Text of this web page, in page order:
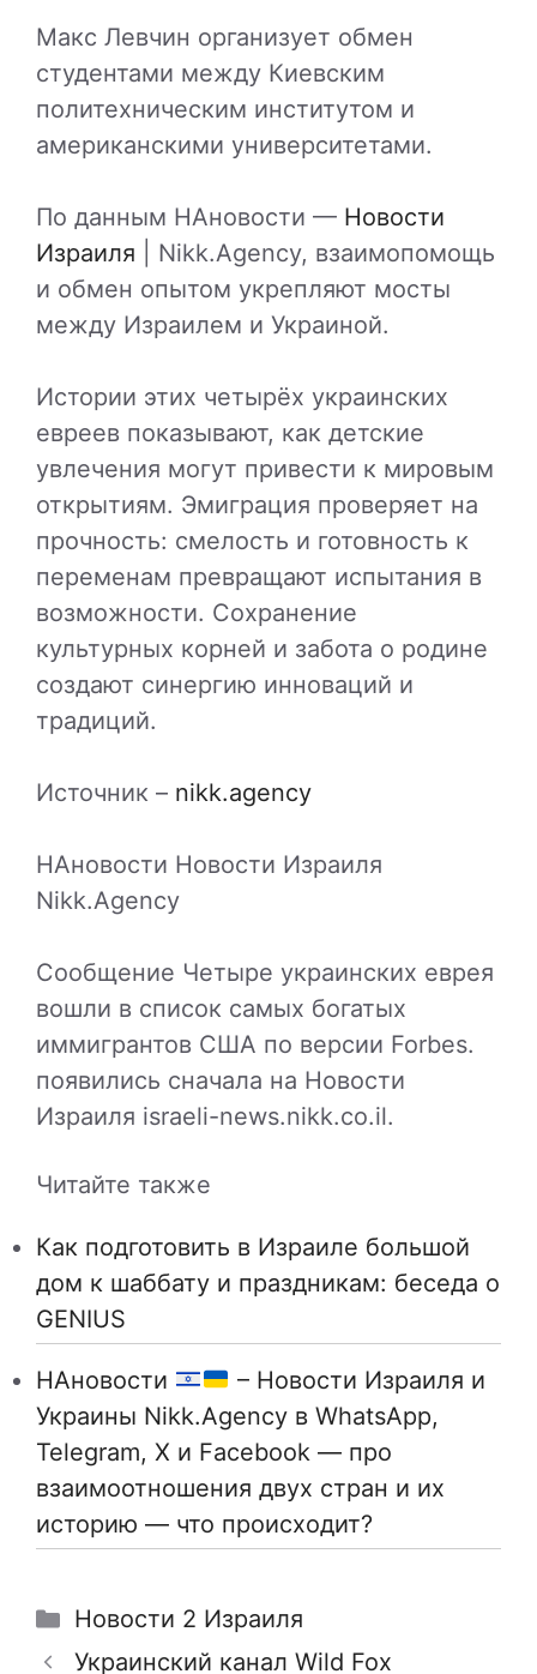
Макс Левчин организует обмен
студентами между Киевским
политехническим институтом и
американскими университетами.
По данным НАновости — Новости
Израиля | Nikk.Agency, взаимопомощь
и обмен опытом укрепляют мосты
между Израилем и Украиной.
Истории этих четырёх украинских
евреев показывают, как детские
увлечения могут привести к мировым
открытиям. Эмиграция проверяет на
прочность: смелость и готовность к
переменам превращают испытания в
возможности. Сохранение
культурных корней и забота о родине
создают синергию инноваций и
традиций.
Источник – nikk.agency
НАновости Новости Израиля
Nikk.Agency
Сообщение Четыре украинских еврея
вошли в список самых богатых
иммигрантов США по версии Forbes.
появились сначала на Новости
Израиля israeli-news.nikk.co.il.
Читайте также
Как подготовить в Израиле большой
дом к шаббату и праздникам: беседа о
GENIUS
НАновости
– Новости Израиля и
Украины Nikk.Agency в WhatsApp,
Telegram, X и Facebook — про
взаимоотношения двух стран и их
историю — что происходит?
Рубрики
Новости 2 Израиля
Украинский канал Wild Fox